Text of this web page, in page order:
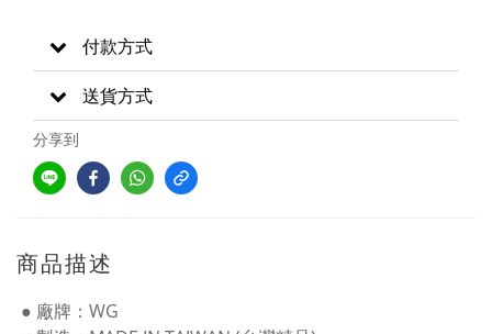
付款方式
送貨方式
分享到
商品描述
● 廠牌：WG